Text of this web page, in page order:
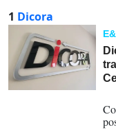
1 Dicora